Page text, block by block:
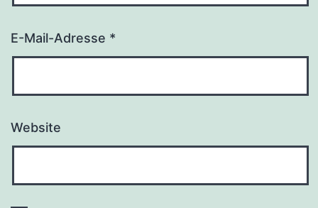
E-Mail-Adresse *
Website